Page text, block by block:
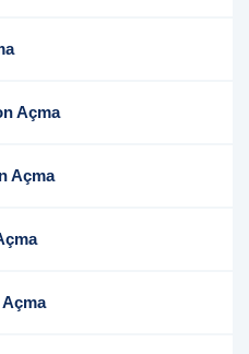
Açma
Açma